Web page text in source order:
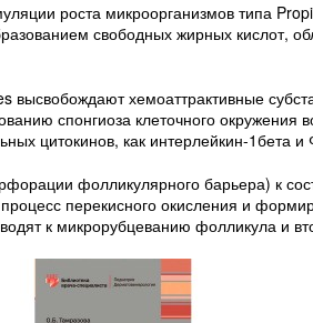
роста микроорганизмов типа
свободных жирных кислот,
хемоаттрактивные
спонгиоза клеточного окружения
цитокинов, как интерлейкин-1бета
фолликулярного барьера) к
перекисного окисления и
к микрорубцеванию фолликула и